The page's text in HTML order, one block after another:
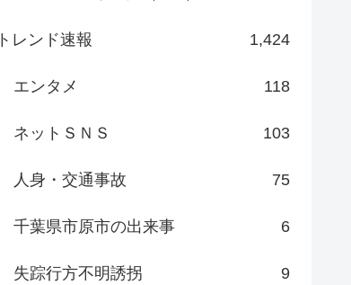
トレンド速報 1,424
エンタメ 118
ネットＳＮＳ 103
人身・交通事故 75
千葉県市原市の出来事 6
失踪行方不明誘拐 9